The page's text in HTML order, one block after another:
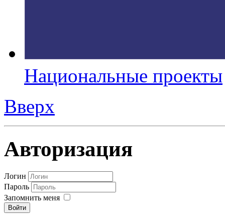
Национальные проекты
Вверх
Авторизация
Логин
Пароль
Запомнить меня
Войти